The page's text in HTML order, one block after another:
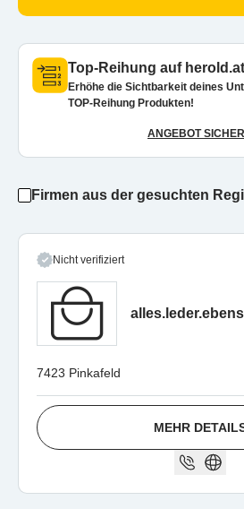
Top-Reihung auf herold.at
Erhöhe die Sichtbarkeit deines
TOP-Reihung Produkten!
ANGEBOT
Firmen aus der gesuchten
Nicht verifiziert
7423 Pinkafeld
MEHR